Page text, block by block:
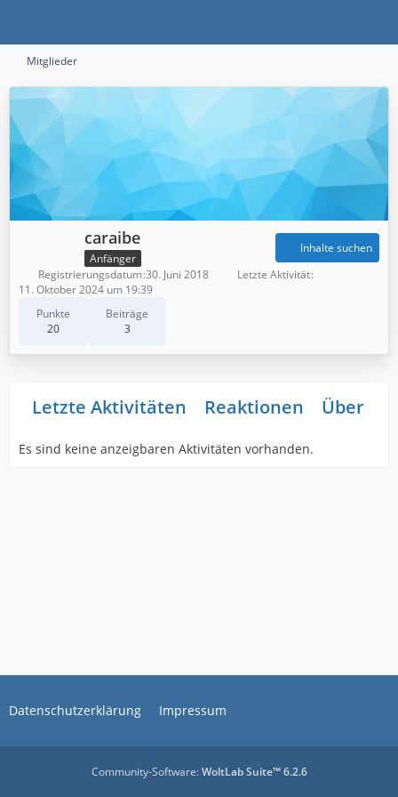
Mitglieder
caraibe
Anfänger
Punkte
20
Beiträge
3
Inhalte suchen
Registrierungsdatum 30. Juni 2018
Letzte Aktivität
11. Oktober 2024 um 19:39
Letzte Aktivitäten Reaktionen Über
Es sind keine anzeigbaren Aktivitäten vorhanden.
Datenschutzerklärung Impressum
Community-Software:WoltLab Suite™ 6.2.6